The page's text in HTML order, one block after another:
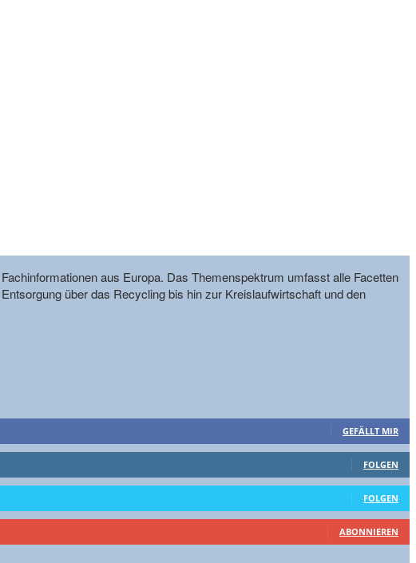
aus Europa. Das Themenspektrum umfasst alle Facetten
über das Recycling bis hin zur Kreislaufwirtschaft und den
GEFÄLLT MIR
FOLGEN
FOLGEN
ABONNIEREN